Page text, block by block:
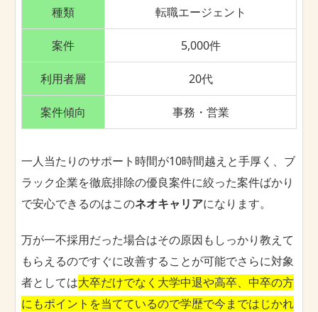
種類 転職エージェント
案件 5,000件
利用者層 20代
案件傾向 事務・営業
一人当たりのサポート時間が10時間越えと手厚く、ブ
ラック企業を徹底排除の優良案件に絞った案件ばかり
で安心できるのはこのネオキャリアになります。
万が一不採用だった場合はその原因もしっかり教えて
もらえるのですぐに改善することが可能でさらに対象
者としては大卒だけでなく大学中退や高卒、中卒の方
にもポイントを当てているので学歴で今まではじかれ